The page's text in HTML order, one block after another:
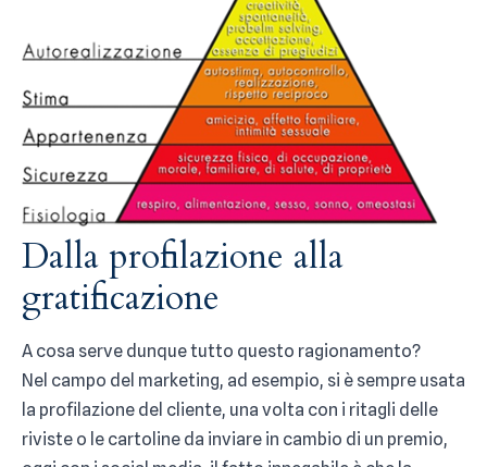
Dalla profilazione alla
gratificazione
A cosa serve dunque tutto questo ragionamento?
Nel campo del marketing, ad esempio, si è sempre usata
la profilazione del cliente, una volta con i ritagli delle
riviste o le cartoline da inviare in cambio di un premio,